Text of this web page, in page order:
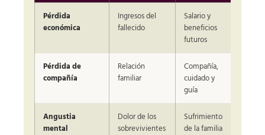
Pérdida
económica
Ingresos del
fallecido
Salario y
beneficios
futuros
Pérdida de
compañía
Relación
familiar
Compañía,
cuidado y
guía
Angustia
mental
Dolor de los
sobrevivientes
Sufrimiento
de la familia